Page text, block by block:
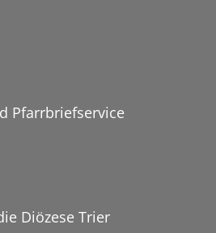
Pfarrbriefservice
Diözese Trier